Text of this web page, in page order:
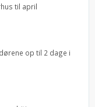
til april
op til 2 dage i